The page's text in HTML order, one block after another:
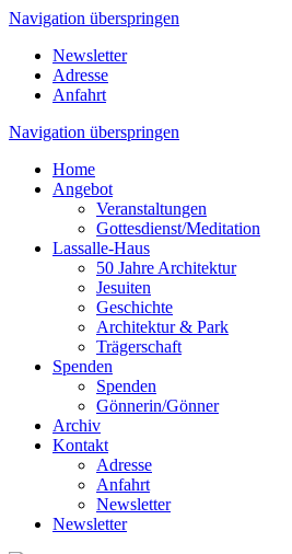
Navigation überspringen
Newsletter
Adresse
Anfahrt
Navigation überspringen
Home
Angebot
Veranstaltungen
Gottesdienst/Meditation
Lassalle-Haus
50 Jahre Architektur
Jesuiten
Geschichte
Architektur & Park
Trägerschaft
Spenden
Spenden
Gönnerin/Gönner
Archiv
Kontakt
Adresse
Anfahrt
Newsletter
Newsletter